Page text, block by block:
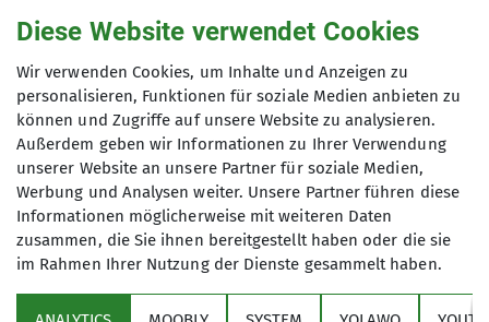
-überschreitungen mit
Gletscherbegehungen, Aufstiegen über
steile Firnfelder, Überwinden von
Eisflanken, Wandern über Moränen-,
Schrofen- und Blockgelände und auf
alpinen Wegen, Klettertouren in allen
Schwierigkeitsgraden. Meistens sind
sie mit Aufstiegen über 3000
Höhenmeter verbunden und aufgrund
der Wetteränderungen und den
sonstigen Bedingungen im alpinen
Hier findet ihr aktuelle Termine und
Kontakt aufnehmen
Details
Anmeldung
Anfrage senden
Sektion
Diese Website verwendet Cookies
Wir verwenden Cookies, um Inhalte und Anzeigen zu
personalisieren, Funktionen für soziale Medien anbieten zu
können und Zugriffe auf unsere Website zu analysieren.
Außerdem geben wir Informationen zu Ihrer Verwendung
unserer Website an unsere Partner für soziale Medien,
Werbung und Analysen weiter. Unsere Partner führen diese
Informationen möglicherweise mit weiteren Daten
zusammen, die Sie ihnen bereitgestellt haben oder die sie
im Rahmen Ihrer Nutzung der Dienste gesammelt haben.